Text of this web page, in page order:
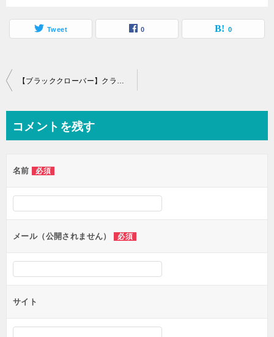
Tweet 0 0
投
ビ
ー
シ
ン
【ブラッククローバー】クラウス先輩は過保護!?クラウスの魅力や声優についてまとめてみた
コメントを残す
名前 必須
メール（公開されません） 必須
サイト